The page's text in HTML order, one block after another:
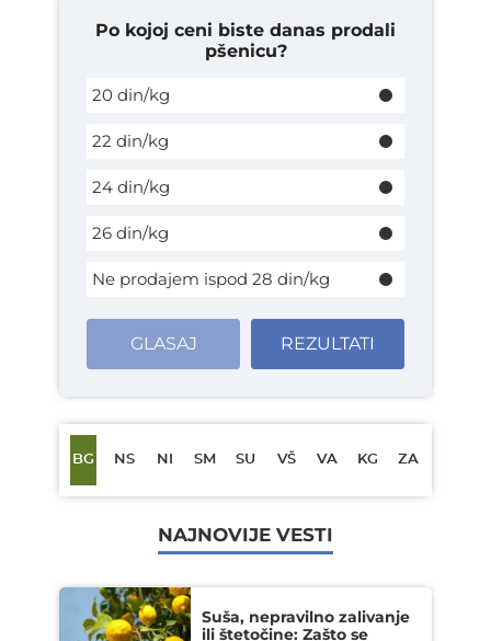
Po kojoj ceni biste danas prodali
pšenicu?
20 din/kg
22 din/kg
24 din/kg
26 din/kg
Ne prodajem ispod 28 din/kg
GLASAJ REZULTATI
BG NS NI SM SU VŠ VA KG ZA
NAJNOVIJE VESTI
Suša, nepravilno zalivanje
ili štetočine: Zašto se